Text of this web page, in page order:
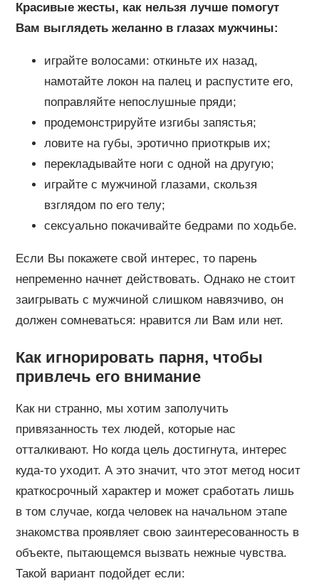
Красивые жесты, как нельзя лучше помогут
Вам выглядеть желанно в глазах мужчины:
играйте волосами: откиньте их назад,
намотайте локон на палец и распустите его,
поправляйте непослушные пряди;
продемонстрируйте изгибы запястья;
ловите на губы, эротично приоткрыв их;
перекладывайте ноги с одной на другую;
играйте с мужчиной глазами, скользя
взглядом по его телу;
сексуально покачивайте бедрами по ходьбе.
Если Вы покажете свой интерес, то парень
непременно начнет действовать. Однако не стоит
заигрывать с мужчиной слишком навязчиво, он
должен сомневаться: нравится ли Вам или нет.
Как игнорировать парня, чтобы
привлечь его внимание
Как ни странно, мы хотим заполучить
привязанность тех людей, которые нас
отталкивают. Но когда цель достигнута, интерес
куда-то уходит. А это значит, что этот метод носит
краткосрочный характер и может сработать лишь
в том случае, когда человек на начальном этапе
знакомства проявляет свою заинтересованность в
объекте, пытающемся вызвать нежные чувства.
Такой вариант подойдет если: